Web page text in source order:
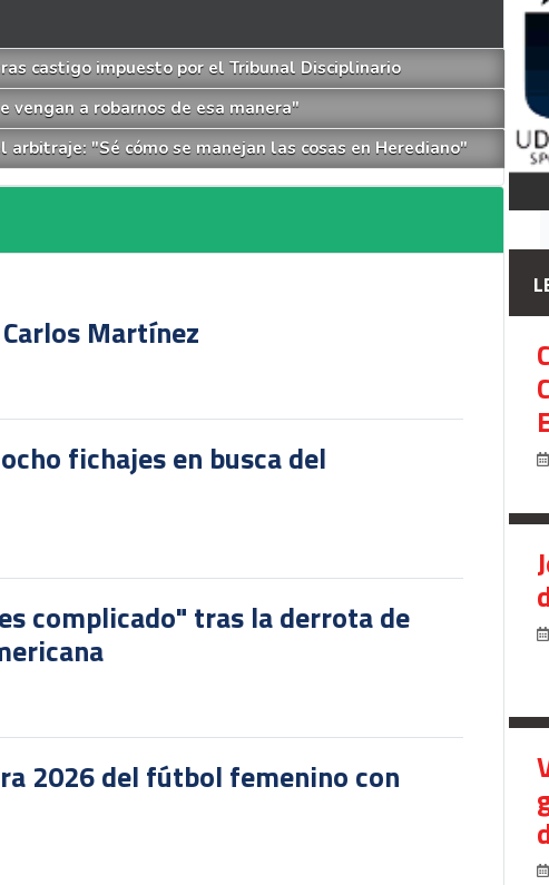
castigo impuesto por el Tribunal Disciplinario
vengan a robarnos de esa manera"
arbitraje: "Sé cómo se manejan las cosas en Herediano"
Martínez
fichajes en busca del
complicado" tras la derrota de
2026 del fútbol femenino con